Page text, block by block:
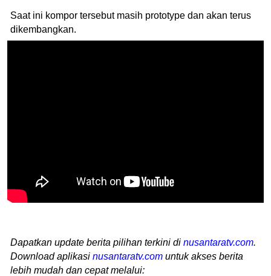
Saat ini kompor tersebut masih prototype dan akan terus
dikembangkan.
Dapatkan update berita pilihan terkini di nusantaratv.com.
Download aplikasi nusantaratv.com untuk akses berita
lebih mudah dan cepat melalui: